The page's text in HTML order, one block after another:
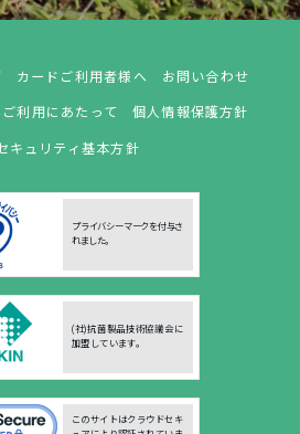
カードご利用者様へ
お問い合わせ
利用にあたって
個人情報保護方針
キュリティ基本方針
プライバシーマークを付与さ
れました。
(社)抗菌製品技術協議会に
加盟しています。
このサイトはクラウドセキ